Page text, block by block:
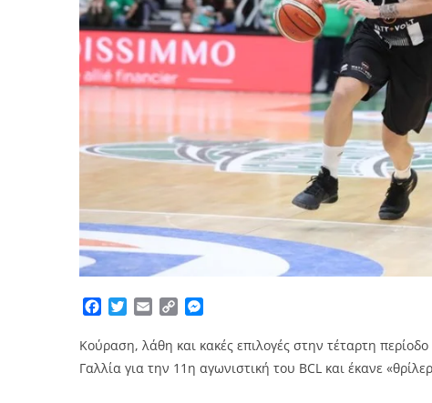
Facebook
TwitterEmailCopy
Κούραση, λάθη και κακές επιλογές στην τέταρτη
Γαλλία για την 11η αγωνιστική του BCL και έκανε